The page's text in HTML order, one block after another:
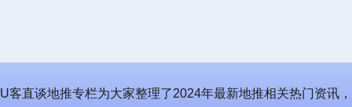
U客直谈地推专栏为大家整理了2024年最新地推相关热门资讯